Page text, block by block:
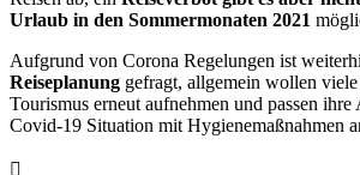
Urlaub in den Sommermonaten 2021
Aufgrund von Corona Regelungen ist
Reiseplanung gefragt, allgemein wollen
Tourismus erneut aufnehmen und passen ihre
Covid-19 Situation mit Hygienemaßnahmen